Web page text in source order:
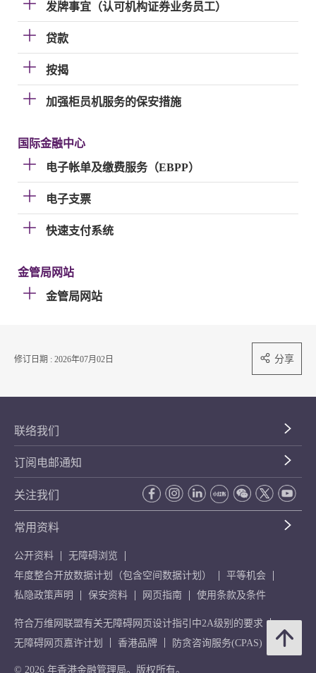
发牌事宜（认可机构证券业务员工）
贷款
按揭
加强柜员机服务的保安措施
国际金融中心
电子帐单及缴费服务（EBPP）
电子支票
快速支付系统
金管局网站
金管局网站
修订日期 : 2026年07月02日 分享
联络我们
订阅电邮通知
关注我们
常用资料
公开资料
无障碍浏览
年度整合开放数据计划（包含空间数据计划）
平等机会
私隐政策声明
保安资料 网页指南 使用条款及条件
符合万维网联盟有关无障碍网页设计指引中2A级别的要求
无障碍网页嘉许计划
香港品牌 防贪咨询服务(CPAS)
© 2026 年香港金融管理局。版权所有。